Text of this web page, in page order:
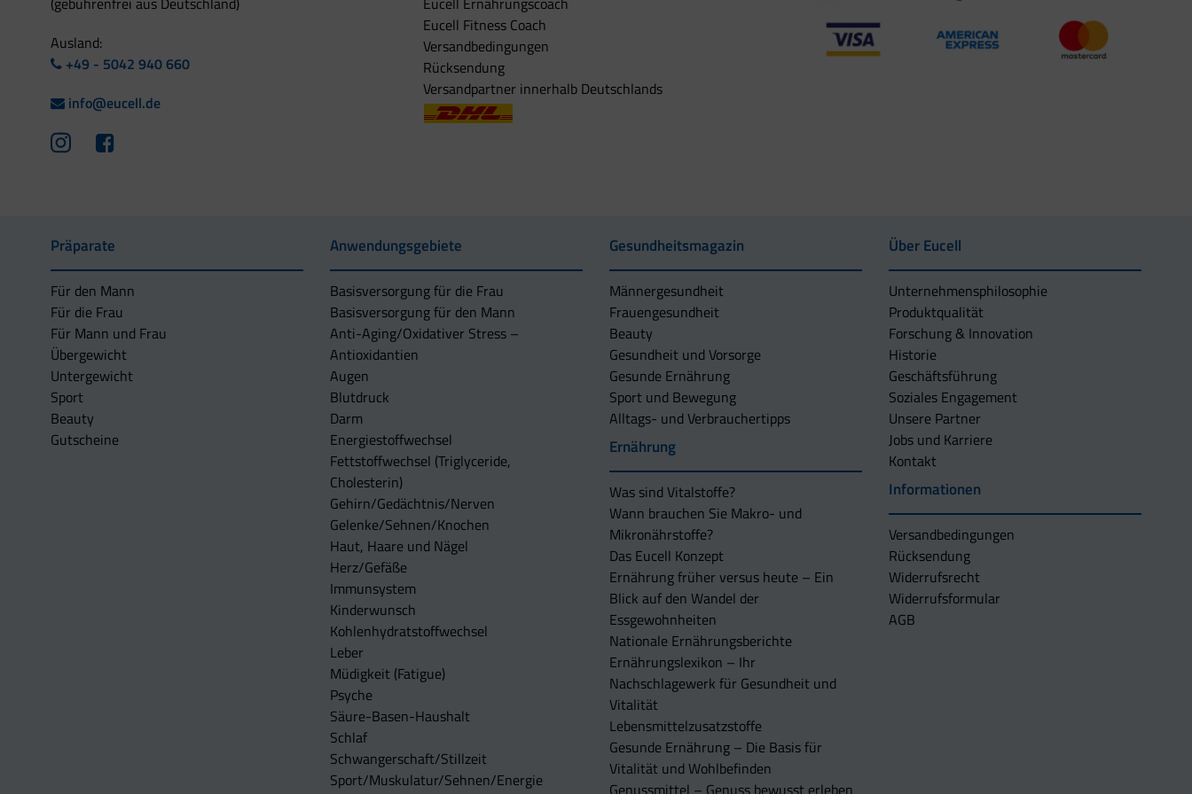
Ausland:
+49 - 5042 940 660
info@eucell.de
Eucell Fitness Coach
Versandbedingungen
Rücksendung
Versandpartner innerhalb Deutschlands
Präparate
Für den Mann
Für die Frau
Für Mann und Frau
Übergewicht
Untergewicht
Sport
Beauty
Gutscheine
Anwendungsgebiete
Basisversorgung für die Frau
Basisversorgung für den Mann
Anti-Aging/Oxidativer Stress –
Antioxidantien
Augen
Blutdruck
Darm
Energiestoffwechsel
Fettstoffwechsel (Triglyceride,
Cholesterin)
Gehirn/Gedächtnis/Nerven
Gelenke/Sehnen/Knochen
Haut, Haare und Nägel
Herz/Gefäße
Immunsystem
Kinderwunsch
Kohlenhydratstoffwechsel
Leber
Müdigkeit (Fatigue)
Psyche
Säure-Basen-Haushalt
Schlaf
Schwangerschaft/Stillzeit
Sport/Muskulatur/Sehnen/Energie
Gesundheitsmagazin
Männergesundheit
Frauengesundheit
Beauty
Gesundheit und Vorsorge
Gesunde Ernährung
Sport und Bewegung
Alltags- und Verbrauchertipps
Ernährung
Was sind Vitalstoffe?
Wann brauchen Sie Makro- und
Mikronährstoffe?
Das Eucell Konzept
Ernährung früher versus heute – Ein
Blick auf den Wandel der
Essgewohnheiten
Nationale Ernährungsberichte
Ernährungslexikon – Ihr
Nachschlagewerk für Gesundheit und
Vitalität
Lebensmittelzusatzstoffe
Gesunde Ernährung – Die Basis für
Vitalität und Wohlbefinden
Genussmittel – Genuss bewusst erleben
Über Eucell
Unternehmens­philosophie
Produktqualität
Forschung & Innovation
Historie
Geschäftsführung
Soziales Engagement
Unsere Partner
Jobs und Karriere
Kontakt
Informationen
Versandbedingungen
Rücksendung
Widerrufsrecht
Widerrufsformular
AGB